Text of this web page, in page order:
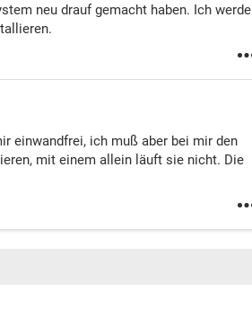
neu drauf gemacht haben. Ich werde
einwandfrei, ich muß aber bei mir den
mit einem allein läuft sie nicht. Die